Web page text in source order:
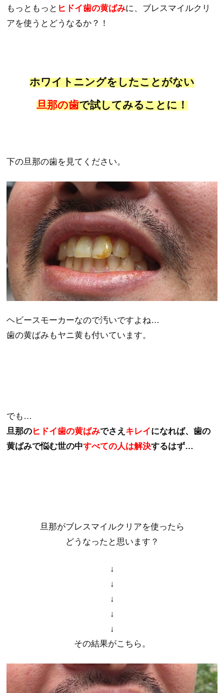
もっともっと ヒドイ歯の黄ばみに、ブレスマイルクリ
アを使うとどうなるか？！
ホワイトニングをしたことがない
旦那の歯で試してみることに！
下の旦那の歯を見てください。
ヘビースモーカーなので汚いですよね…
歯の黄ばみもヤニ黄も付いています。
でも…
旦那のヒドイ歯の黄ばみでさえ キレイになれば、歯の
黄ばみで悩む世の中すべての人は解決するはず…
旦那がブレスマイルクリアを使ったら
どうなったと思います？
↓
↓
↓
↓
↓
その結果がこちら。